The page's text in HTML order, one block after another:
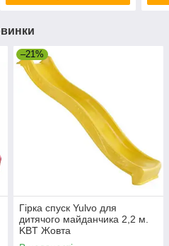
–21%
Гірка спуск Yulvo для
дитячого майданчика 2,2 м.
KBT Жовта